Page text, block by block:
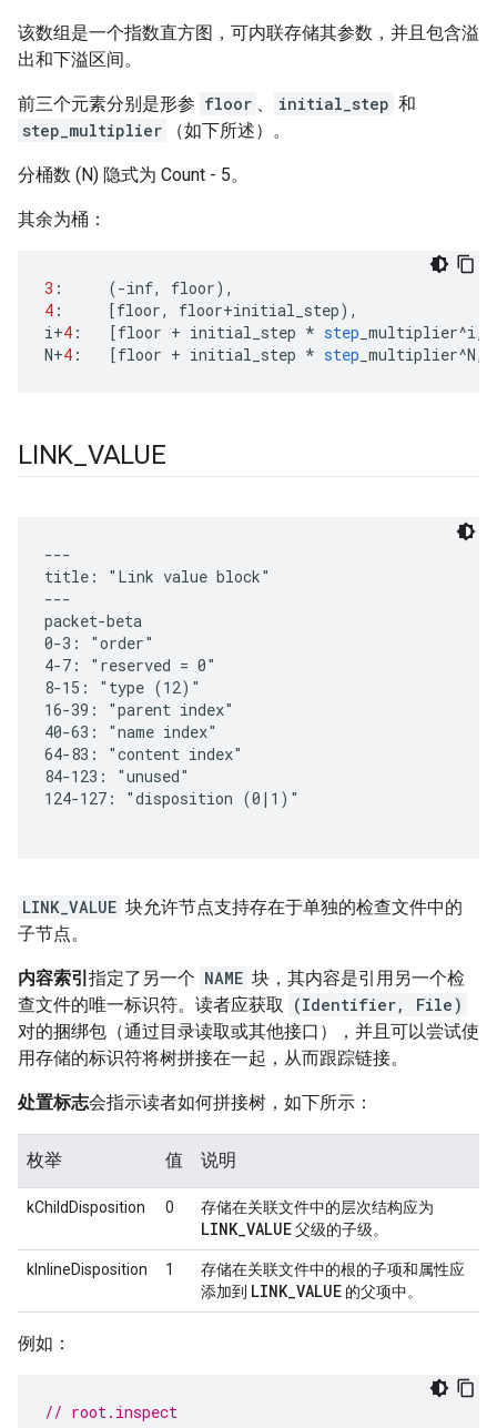
该数组是一个指数直方图，可内联存储其参数，并且包含溢
出和下溢区间。
前三个元素分别是形参 floor 、 initial_step 和
step_multiplier
（如下所述）。
分桶数 (N) 隐式为 Count - 5。
其余为桶：
3 : (-inf, floor),
4 : [floor, floor+initial_step),
i+4 : [floor + initial_step * step _multiplier^i,
N+4 : [floor + initial_step * step _multiplier^N,
LINK VALUE
LINK_VALUE 块允许节点支持存在于单独的检查文件中的
子节点。
内容索引 指定了另一个 NAME 块，其内容是引用另一个检
查文件的唯一标识符。读者应获取
(Identifier, File)
对的捆绑包（通过目录读取或其他接口），并且可以尝试使
用存储的标识符将树拼接在一起，从而跟踪链接。
处置标志会指示读者如何拼接树，如下所示：
枚举 值 说明
kChildDisposition 0 存储在关联文件中的层次结构应为
LINK_VALUE父级的子级。
kInlineDisposition 1
存储在关联文件中的根的子项和属性应
添加到 LINK_VALUE 的父项中。
例如：
// root.inspect